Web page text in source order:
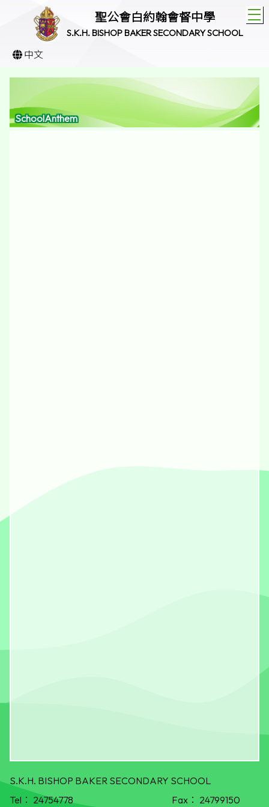
聖公會白約翰會督中學
S.K.H. BISHOP BAKER SECONDARY SCHOOL
中文
SchoolAnthem
S.K.H. BISHOP BAKER SECONDARY SCHOOL
Tel： 24754778 Fax： 24799150